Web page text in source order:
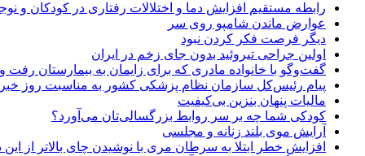
رابطه مستقیم افزایش دما و اختلالات رفتاری در کودکان و
عوارض ماندن شامپو روی سر
دیگر فرصت فکر کردن نبود
اولین جراحی تیروئید بدون جای زخم در ایران
گفت‌وگو با خانواده مادری که برای زایمان به بیمارستان رفت و
پیام رئیس‌کل سازمان نظام پزشکی کشور به مناسبت روز
مالیات پنهان بنزین بی‌کیفیت
کودکی شما چه بر سر روابط بزرگسالی‌تان می‌آورد؟
آرایش موی بلند زنانه و مجلسی
افزایش خطر ابتلا به سرطان مری با نوشیدن چای بالاتر از این